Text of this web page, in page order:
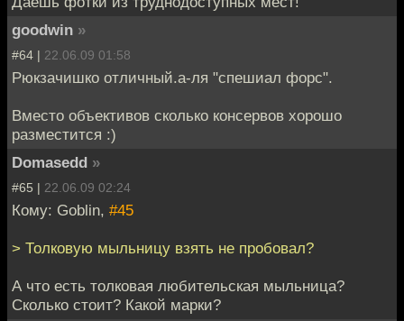
goodwin »
#64 | 22.06.09 01:58
Рюкзачишко отличный.а-ля "спешиал форс".
Вместо объективов сколько консервов хорошо
разместится :)
Domasedd »
#65 | 22.06.09 02:24
Кому: Goblin, #45
> Толковую мыльницу взять не пробовал?
А что есть толковая любительская мыльница?
Сколько стоит? Какой марки?